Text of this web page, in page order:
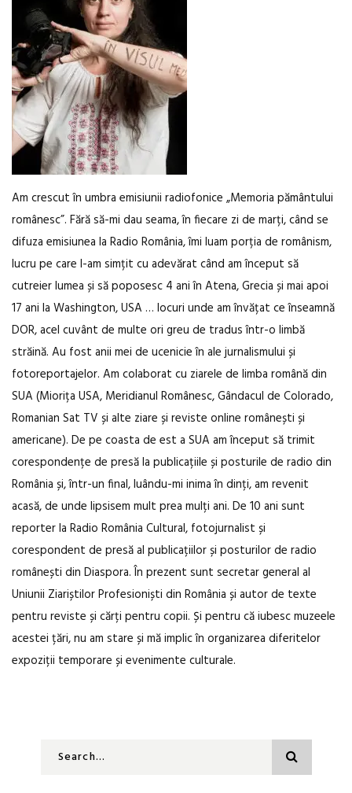
Am crescut în umbra emisiunii radiofonice „Memoria pământului
românesc”. Fără să-mi dau seama, în fiecare zi de marți, când se
difuza emisiunea la Radio România, îmi luam porția de românism,
lucru pe care l-am simțit cu adevărat când am început să
cutreier lumea și să poposesc 4 ani în Atena, Grecia și mai apoi
17 ani la Washington, USA … locuri unde am învățat ce înseamnă
DOR, acel cuvânt de multe ori greu de tradus într-o limbă
străină. Au fost anii mei de ucenicie în ale jurnalismului și
fotoreportajelor. Am colaborat cu ziarele de limba română din
SUA (Miorița USA, Meridianul Românesc, Gândacul de Colorado,
Romanian Sat TV și alte ziare și reviste online românești și
americane). De pe coasta de est a SUA am început să trimit
corespondențe de presă la publicațiile și posturile de radio din
România și, într-un final, luându-mi inima în dinți, am revenit
acasă, de unde lipsisem mult prea mulți ani. De 10 ani sunt
reporter la Radio România Cultural, fotojurnalist și
corespondent de presă al publicațiilor și posturilor de radio
românești din Diaspora. În prezent sunt secretar general al
Uniunii Ziariștilor Profesioniști din România și autor de texte
pentru reviste și cărți pentru copii. Și pentru că iubesc muzeele
acestei țări, nu am stare și mă implic în organizarea diferitelor
expoziții temporare și evenimente culturale.